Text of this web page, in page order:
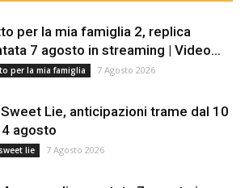
per la mia famiglia 2, replica
7 agosto in streaming | Video...
per la mia famiglia 7 Agosto 2026
Lie, anticipazioni trame dal 10
agosto
lie 7 Agosto 2026